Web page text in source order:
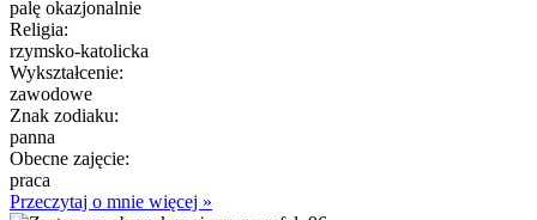
palę okazjonalnie
Religia:
rzymsko-katolicka
Wykształcenie:
zawodowe
Znak zodiaku:
panna
Obecne zajęcie:
praca
Przeczytaj o mnie więcej »